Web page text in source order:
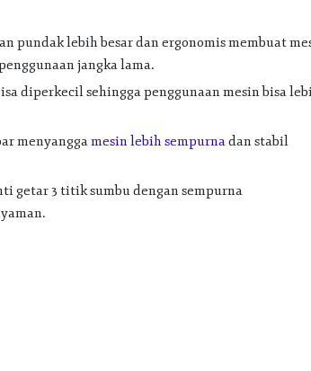
pundak lebih besar dan ergonomis membuat
jangka lama.
diperkecil sehingga penggunaan mesin bisa
menyanggamesin lebih sempurnadan stabil
getar 3 titik sumbu dengan sempurna